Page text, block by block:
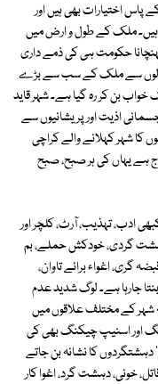
اختیارات بھی ہیں اور
ہیں۔ ملک کے طول و ارض میں
پہنچانا حکومت ہی کی ذمے داری
سے ملک کے سب سے بڑے
خواب بن کر رہ گیا ہے۔ شہر قاید
اذیت اور پریشانیوں سے
کا شہر کہلانے والے کراچی
ہے یہاں کی ہر صبح، صبح
ادب، تہذیب، آرٹ، کلچر اور
دہشت گردی، خودکش حملے، بم
گری، اغواء برائے تاوان،
جارہا ہے۔ لوگ شدید عدم
شہر کے مختلف علاقوں میں
اور اسنیپ چیکنگ بھی کی
روزانہ ''نامعلوم'' دہشتگردوں کا نشانہ بن جاتے
خونی، دہشت گرد، اغوا کار